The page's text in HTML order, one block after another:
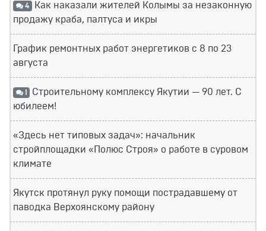
4 Как наказали жителей Колымы за незаконную
продажу краба, палтуса и икры
График ремонтных работ энергетиков с 8 по 23
августа
1 Строительному комплексу Якутии — 90 лет. С
юбилеем!
«Здесь нет типовых задач»: начальник
стройплощадки «Полюс Строя» о работе в суровом
климате
Якутск протянул руку помощи пострадавшему от
паводка Верхоянскому району